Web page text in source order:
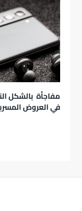
في العروض